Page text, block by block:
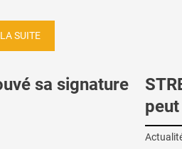
SUITE
sa signature